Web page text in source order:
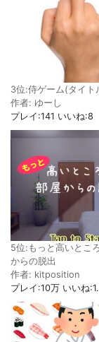
3位:侍ゲーム(タイト
作者: ゆーし
プレイ:141 いいね:8
5位:もっと高いとこ
からの脱出
作者: kitposition
プレイ:10万 いいね